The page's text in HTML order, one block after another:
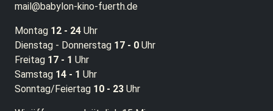
mail@babylon-kino-fuerth.de
Montag 12 - 24 Uhr
Dienstag - Donnerstag 17 - 0 Uhr
Freitag 17 - 1 Uhr
Samstag 14 - 1 Uhr
Sonntag/Feiertag 10 - 23 Uhr